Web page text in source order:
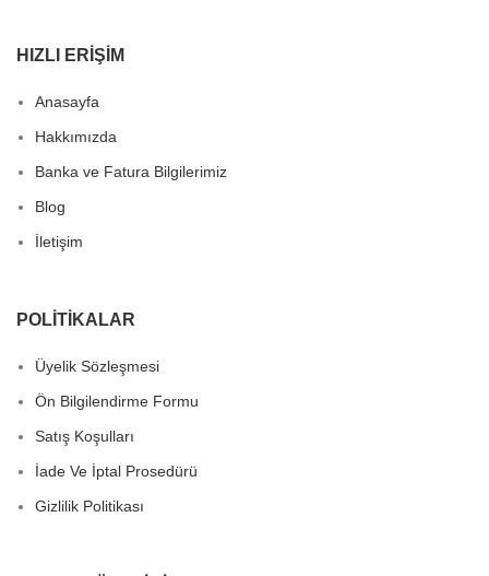
HIZLI ERIŞIM
Anasayfa
Hakkımızda
Banka ve Fatura Bilgilerimiz
Blog
İletişim
POLITIKALAR
Üyelik Sözleşmesi
Ön Bilgilendirme Formu
Satış Koşulları
İade Ve İptal Prosedürü
Gizlilik Politikası